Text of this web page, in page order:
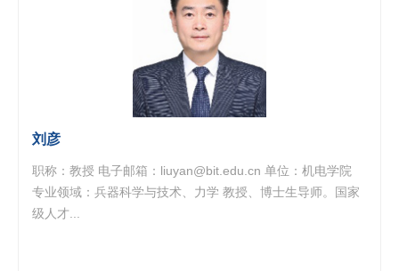
刘彦
职称：教授 电子邮箱：liuyan@bit.edu.cn 单位：机电学院
专业领域：兵器科学与技术、力学 教授、博士生导师。国家
级人才...